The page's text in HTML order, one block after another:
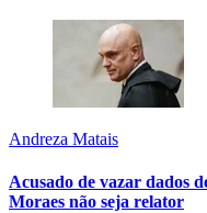
Andreza Matais
Acusado de vazar dados
Moraes não seja relator